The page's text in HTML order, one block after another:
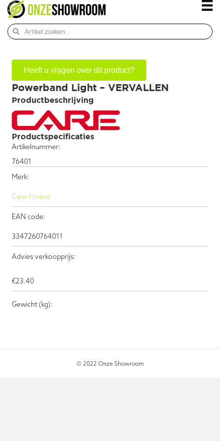
Productspecificaties
Artikelnummer:
76401
Merk:
Care-fitness
EAN code:
3347260764011
Advies verkoopprijs:
€23.40
Gewicht (kg):
Heeft u vragen over dit product?
Powerband Light – VERVALLEN
Productbeschrijving
© 2022 Onze Showroom